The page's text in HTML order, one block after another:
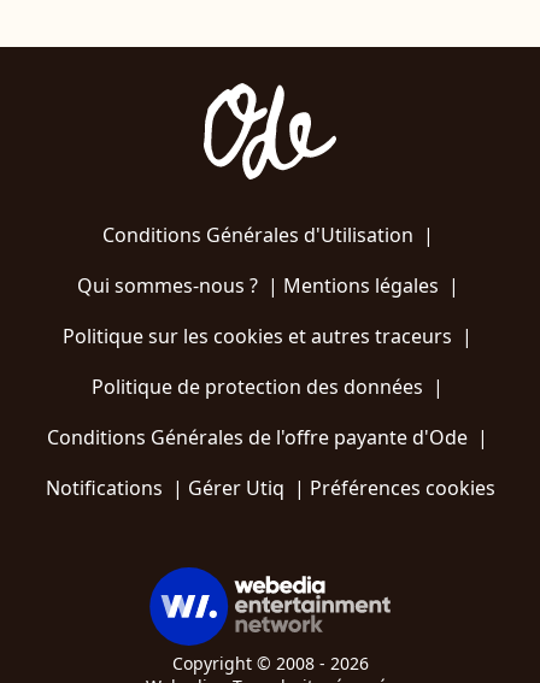
Conditions Générales d'Utilisation |
Qui sommes-nous ?| Mentions légales |
Politique sur les cookies et autres traceurs |
Politique de protection des données |
Conditions Générales de l'offre payante d'Ode |
Notifications | Gérer Utiq | Préférences cookies
Copyright © 2008 - 2026